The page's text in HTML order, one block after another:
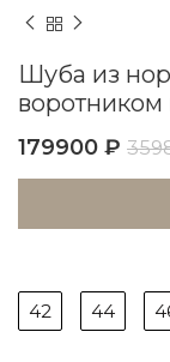
Шуба из
179900 ₽
42
44